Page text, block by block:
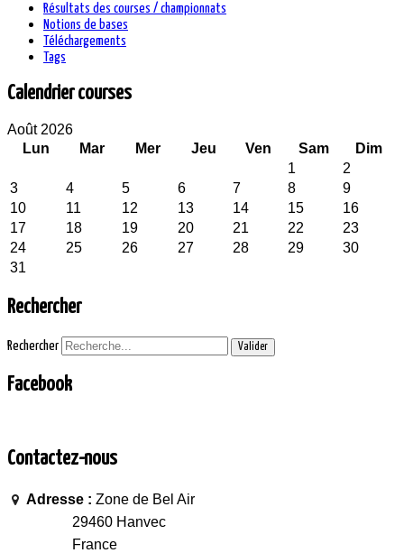
Résultats des courses / championnats
Notions de bases
Téléchargements
Tags
Calendrier courses
Août 2026
Lun
Mar Mer Jeu Ven Sam
Dim
1
2
3
4 5 6 7 8
9
10
11 12 13 14 15
16
17
18 19 20 21 22
23
24
25 26 27 28 29
30
31
Rechercher
Rechercher Valider
Facebook
Contactez-nous
Adresse : Zone de Bel Air
29460 Hanvec
France